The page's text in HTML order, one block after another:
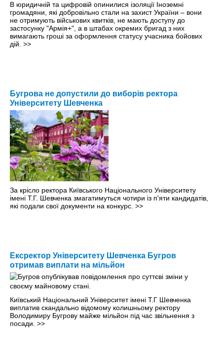
В юридичній та цифровій опинилися ізоляції Іноземні
громадяни, які добровільно стали на захист України – вони
не отримують військових квитків, не мають доступу до
застосунку "Армія+", а в штабах окремих бригад з них
вимагають гроші за оформлення статусу учасника бойових
дій. >>
Бугрова не допустили до виборів ректора
Університету Шевченка
За крісло ректора Київського Національного Університету
імені Т.Г. Шевченка змагатимуться чотири із п'яти кандидатів,
які подали свої документи на конкурс. >>
Ексректор Університету Шевченка Бугров
отримав виплати на мільйон
Київський Національний Університет імені Т.Г Шевченка
виплатив скандально відомому колишньому ректору
Володимиру Бугрову майже мільйон під час звільнення з
посади. >>